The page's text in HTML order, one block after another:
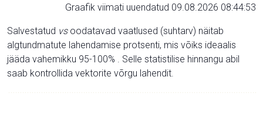
Graafik viimati uuendatud 09.08.2026 08:44:53
Salvestatud vsoodatavad vaatlused (suhtarv) näitab
algtundmatute lahendamise protsenti, mis võiks ideaalis
jääda vahemikku 95-100% . Selle statistilise hinnangu abil
saab kontrollida vektorite võrgu lahendit.